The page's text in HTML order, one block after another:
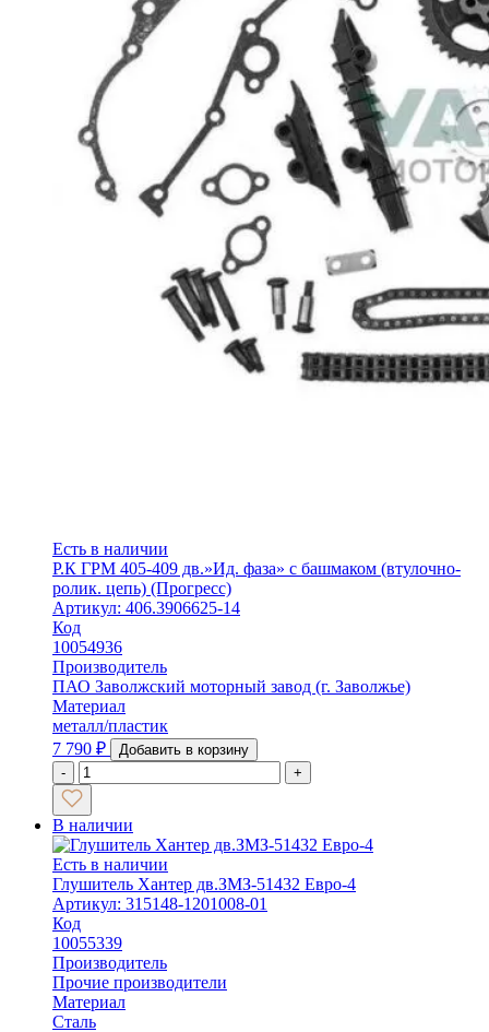
Есть в наличии
Р.К ГРМ 405-409 дв.»Ид. фаза» с башмаком (втулочно-
ролик. цепь) (Прогресс)
Артикул: 406.3906625-14
Код
10054936
Производитель
ПАО Заволжский моторный завод (г. Заволжье)
Материал
металл/пластик
7 790 ₽
Добавить в корзину
-
+
В наличии
Есть в наличии
Глушитель Хантер дв.ЗМЗ-51432 Евро-4
Артикул: 315148-1201008-01
Код
10055339
Производитель
Прочие производители
Материал
Сталь